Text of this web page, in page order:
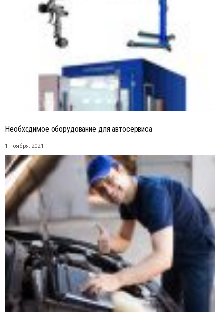
Необходимое оборудование для автосервиса
1 ноября, 2021